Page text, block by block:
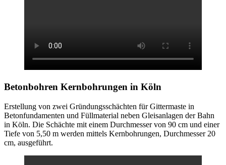
Betonbohren Kernbohrungen in Köln
Erstellung von zwei Gründungsschächten für Gittermaste in
Betonfundamenten und Füllmaterial neben Gleisanlagen der Bahn
in Köln. Die Schächte mit einem Durchmesser von 90 cm und einer
Tiefe von 5,50 m werden mittels Kernbohrungen, Durchmesser 20
cm, ausgeführt.